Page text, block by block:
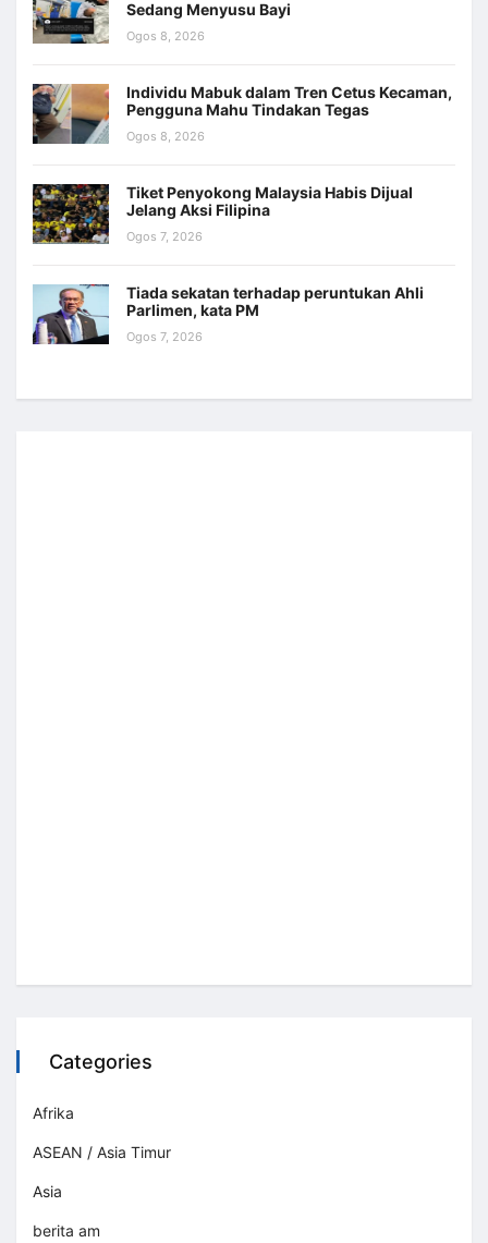
Sedang Menyusu Bayi
Ogos 8, 2026
Individu Mabuk dalam Tren Cetus Kecaman,
Pengguna Mahu Tindakan Tegas
Ogos 8, 2026
Tiket Penyokong Malaysia Habis Dijual
Jelang Aksi Filipina
Ogos 7, 2026
Tiada sekatan terhadap peruntukan Ahli
Parlimen, kata PM
Ogos 7, 2026
Categories
Afrika
ASEAN / Asia Timur
Asia
berita am